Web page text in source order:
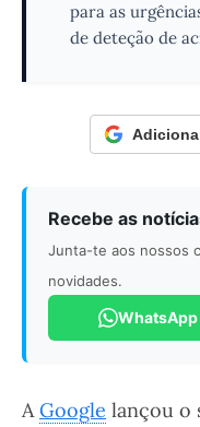
para as
de deteção de
Recebe as
Junta-te aos nossos
novidades.
WhatsApp
AGoogle lançou o